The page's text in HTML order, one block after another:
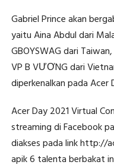
Gabriel Prince akan
yaitu Aina Abdul dari
GBOYSWAG dari
VP B VƯƠNG dari
diperkenalkan pada Acer
Acer Day 2021 Virtual
streaming di Facebook
diakses pada link http://
apik 6 talenta berbakat